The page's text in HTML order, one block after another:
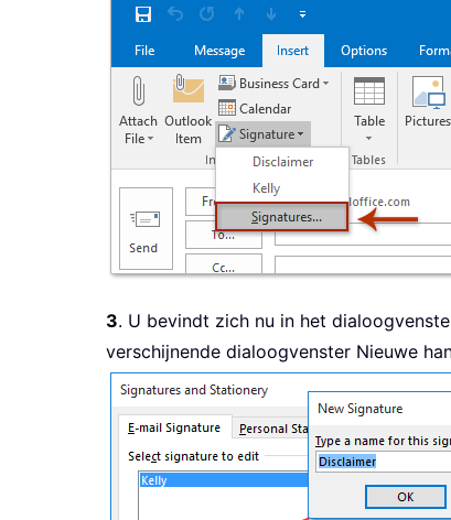
3. U bevindt zich nu in het
verschijnende dialoogvenster Nieuwe